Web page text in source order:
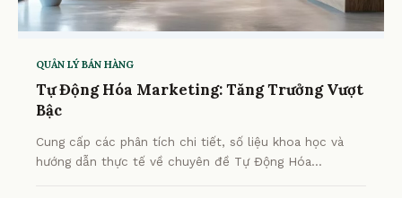
QUẢN LÝ BÁN HÀNG
Tự Động Hóa Marketing: Tăng Trưởng Vượt
Bậc
Cung cấp các phân tích chi tiết, số liệu khoa học và
hướng dẫn thực tế về chuyên đề Tự Động Hóa